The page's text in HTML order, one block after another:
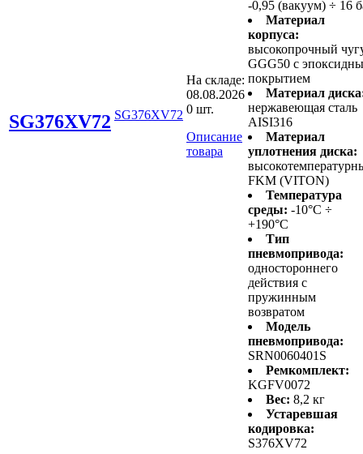
SG376XV72 SG376XV72
На складе:
08.08.2026
0 шт.
Описание
товара
-0,95 (вакуум) ÷ 16
Материал
корпуса:
высокопрочный
GGG50 с
покрытием
Материал
нержавеющая сталь
AISI316
Материал
уплотнения диска:
FKM (VITON)
Температура
среды: -10°C ÷
+190°C
Тип
пневмопривода:
одностороннего
действия с
пружинным
возвратом
Модель
пневмопривода:
SRN0060401S
Ремкомплект:
KGFV0072
Вес: 8,2 кг
Устаревшая
кодировка:
S376XV72